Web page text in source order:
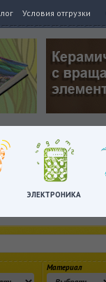
Условия отгрузки
ЭЛЕКТРОНИКА
Материал